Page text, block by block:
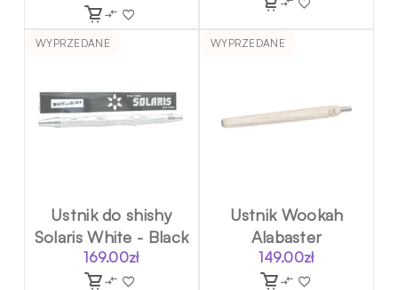
WYPRZEDANE
Ustnik do shishy
Solaris White - Black
169.00zł
WYPRZEDANE
Ustnik Wookah
Alabaster
149.00zł